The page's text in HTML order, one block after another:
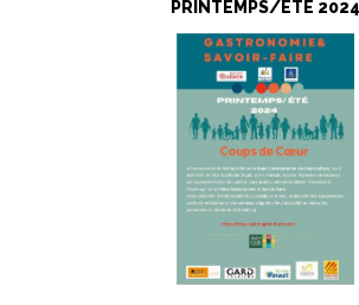
PRINTEMPS/ÉTÉ 2024